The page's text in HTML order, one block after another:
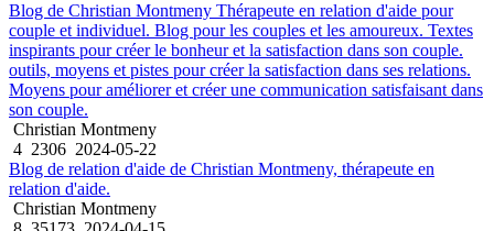
Blog de Christian Montmeny Thérapeute en relation d'aide pour
couple et individuel. Blog pour les couples et les amoureux. Textes
inspirants pour créer le bonheur et la satisfaction dans son couple.
outils, moyens et pistes pour créer la satisfaction dans ses relations.
Moyens pour améliorer et créer une communication satisfaisant dans
son couple.
Christian Montmeny
4 2306 2024-05-22
Blog de relation d'aide de Christian Montmeny, thérapeute en
relation d'aide.
Christian Montmeny